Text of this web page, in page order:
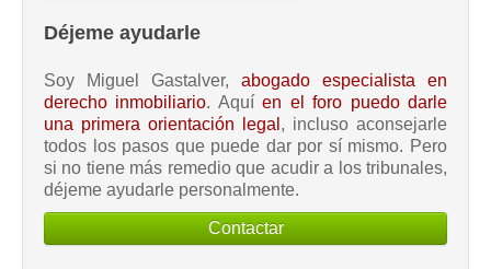
Déjeme ayudarle
Soy Miguel Gastalver, abogado especialista en
derecho inmobiliario. Aquíen el foro puedo darle
una primera orientación legal , incluso aconsejarle
todos los pasos que puede dar por sí mismo. Pero
si no tiene más remedio que acudir a los tribunales,
déjeme ayudarle personalmente.
Contactar